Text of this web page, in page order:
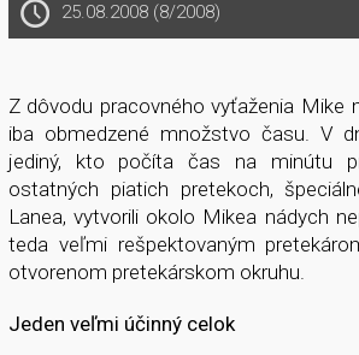
25.08.2008 (8/2008)
Z dôvodu pracovného vyťaženia Mike
iba obmedzené množstvo času. V
jediný, kto počíta čas na minútu
ostatných piatich pretekoch,
Lanea, vytvorili okolo Mikea nádych
teda veľmi rešpektovaným
otvorenom pretekárskom okruhu.
Jeden veľmi účinný celok